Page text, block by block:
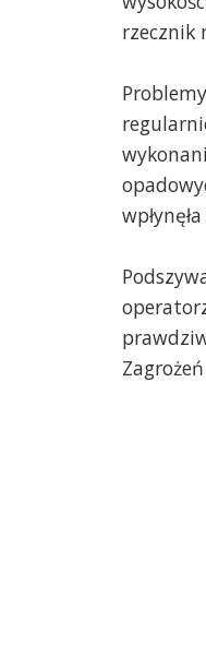
rzecznik